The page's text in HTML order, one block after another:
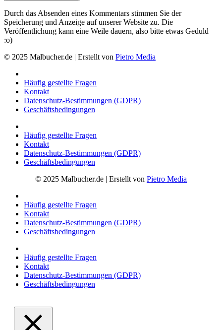
Durch das Absenden eines Kommentars stimmen Sie der
Speicherung und Anzeige auf unserer Website zu. Die
Veröffentlichung kann eine Weile dauern, also bitte etwas Geduld
:o)
© 2025 Malbucher.de | Erstellt von Pietro Media
Häufig gestellte Fragen
Kontakt
Datenschutz-Bestimmungen (GDPR)
Geschäftsbedingungen
Häufig gestellte Fragen
Kontakt
Datenschutz-Bestimmungen (GDPR)
Geschäftsbedingungen
© 2025 Malbucher.de | Erstellt von Pietro Media
Häufig gestellte Fragen
Kontakt
Datenschutz-Bestimmungen (GDPR)
Geschäftsbedingungen
Häufig gestellte Fragen
Kontakt
Datenschutz-Bestimmungen (GDPR)
Geschäftsbedingungen